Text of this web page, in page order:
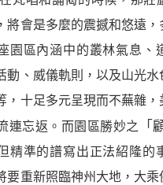
將會是多麼的震撼和悠遠
園區內涵中的叢林氣息、
動、威儀軌則，以及山光
，十足多元呈現而不蕪雜
連忘返。而園區勝妙之
「
精準的譜寫出正法紹隆的
要重新照臨神州大地，大乘